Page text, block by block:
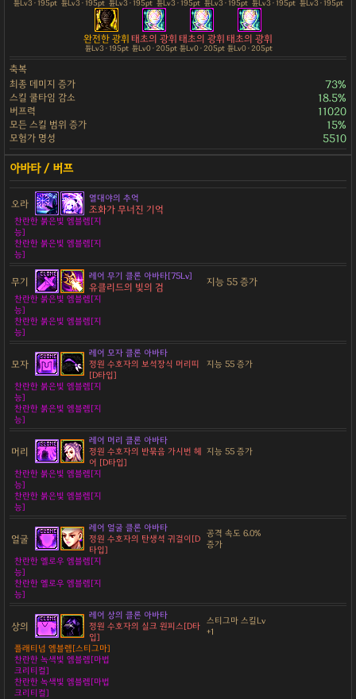
튠Lv3 · 195pt 튠Lv3 · 195pt 튠Lv3 · 195pt 튠Lv3 · 195pt 튠Lv3 · 195pt 튠Lv3 · 195pt 튠Lv3 · 195pt
완전한 광휘
튠Lv3 · 195pt
태초의 광휘
튠Lv0 · 205pt
태초의 광휘
튠Lv0 · 205pt
태초의 광휘
튠Lv0 · 205pt
축복
최종 데미지 증가
73%
스킬 쿨타임 감소 18.5%
버프력 11020
모든 스킬 범위 증가 15%
모험가 명성 5510
오라 열대야의 추억
조화가 무너진 기억
찬란한 붉은빛 엠블렘[지
능]
찬란한 붉은빛 엠블렘[지
능]
무기 레어 무기 클론 아바타[75Lv]
유클리드의 빛의 검 지능 55 증가
찬란한 붉은빛 엠블렘[지
능]
찬란한 붉은빛 엠블렘[지
능]
모자
레어 모자 클론 아바타
정원 수호자의 보석장식 머리띠
[D타입]
지능 55 증가
찬란한 붉은빛 엠블렘[지
능]
찬란한 붉은빛 엠블렘[지
능]
머리
레어 머리 클론 아바타
정원 수호자의 반묶음 가시번 헤
어 [D타입]
지능 55 증가
찬란한 붉은빛 엠블렘[지
능]
찬란한 붉은빛 엠블렘[지
능]
얼굴
레어 얼굴 클론 아바타
정원 수호자의 탄생석 귀걸이[D
타입]
공격 속도 6.0%
증가
찬란한 옐로우 엠블렘[지
능]
찬란한 옐로우 엠블렘[지
능]
상의
레어 상의 클론 아바타
정원 수호자의 실크 원피스[D타
입]
스티그마 스킬Lv
+1
플래티넘 엠블렘[스티그마]
찬란한 녹색빛 엠블렘[마법
크리티컬]
찬란한 녹색빛 엠블렘[마법
크리티컬]